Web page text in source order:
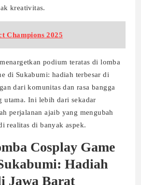
kreativitas.
Champions 2025
podium teratas di lomba
di Sukabumi: hadiah terbesar di
dari komunitas dan rasa bangga
utama. Ini lebih dari sekadar
perjalanan ajaib yang mengubah
realitas di banyak aspek.
Cosplay Game
Hadiah
Jawa Barat